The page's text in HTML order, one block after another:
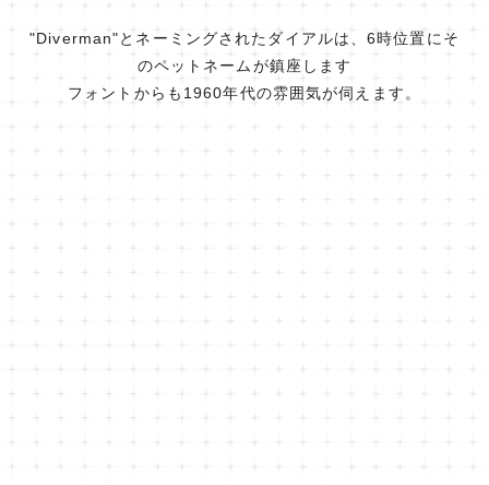
"Diverman"とネーミングされたダイアルは、6時位置にそ
のペットネームが鎮座します
フォントからも1960年代の雰囲気が伺えます。